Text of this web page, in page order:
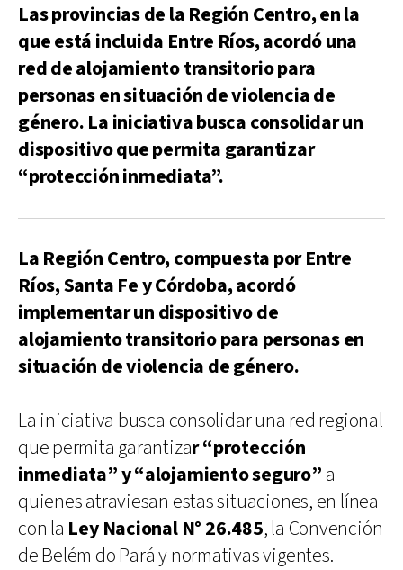
Las provincias de la Región Centro, en la
que está incluida Entre Ríos, acordó una
red de alojamiento transitorio para
personas en situación de violencia de
género. La iniciativa busca consolidar un
dispositivo que permita garantizar
“protección inmediata”.
La Región Centro, compuesta por Entre
Ríos, Santa Fe y Córdoba, acordó
implementar un dispositivo de
alojamiento transitorio para personas en
situación de violencia de género.
La iniciativa busca consolidar una red regional
que permita garantizar “protección
inmediata” y “alojamiento seguro” a
quienes atraviesan estas situaciones, en línea
con la Ley Nacional N° 26.485, la Convención
de Belém do Pará y normativas vigentes.